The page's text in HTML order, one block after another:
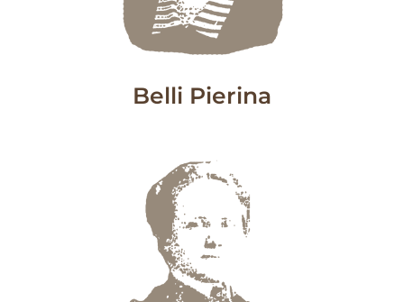
Belli Pierina